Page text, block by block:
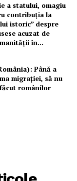
a statului, omagiu
contribuția la
istoric” despre
acuzat de
în...
Până a
migrației, să nu
românilor